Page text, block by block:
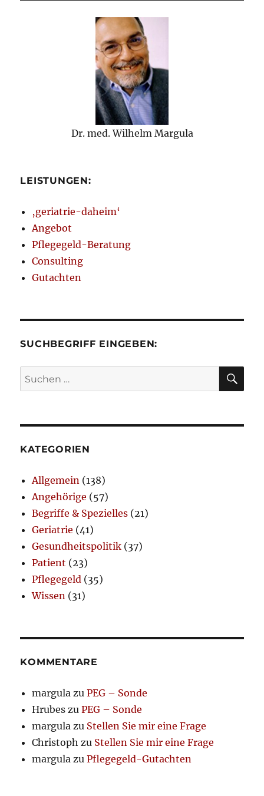
Dr. med. Wilhelm Margula
LEISTUNGEN:
‚geriatrie-daheim‘
Angebot
Pflegegeld-Beratung
Consulting
Gutachten
SUCHBEGRIFF EINGEBEN:
Suchen
nach:
KATEGORIEN
Allgemein (138)
Angehörige (57)
Begriffe & Spezielles (21)
Geriatrie (41)
Gesundheitspolitik (37)
Patient (23)
Pflegegeld (35)
Wissen (31)
KOMMENTARE
margula zuPEG – Sonde
Hrubes zuPEG – Sonde
margula zu Stellen Sie mir eine Frage
Christoph zu Stellen Sie mir eine Frage
margula zuPflegegeld-Gutachten